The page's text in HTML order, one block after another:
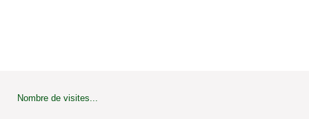
Nombre de visites...